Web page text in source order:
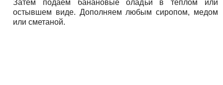
Затем подаем банановые оладьи в теплом или
остывшем виде. Дополняем любым сиропом, медом
или сметаной.